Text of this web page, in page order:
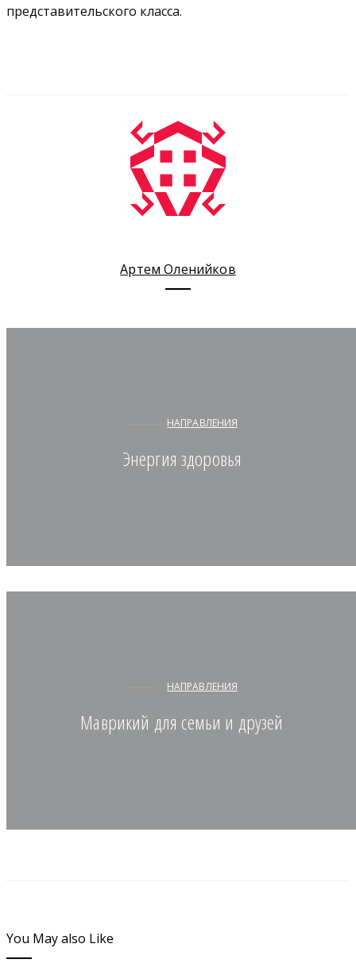
представительского класса.
Артем Оленийков
НАПРАВЛЕНИЯ
Энергия здоровья
НАПРАВЛЕНИЯ
Маврикий для семьи и друзей
You May also Like